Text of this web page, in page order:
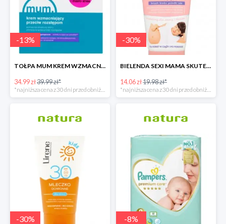
-13%
TOŁPA MUM KREM WZMACNIAJĄCY PRZECIW ROZSTĘPOM
34.99 zł39.99 zł*
*najniższa cena z 30 dni przed obniżką
-30%
BIELENDA SEXI MAMA SKUTECZNA KURACJA PRZECIW ROZSTĘPOM
14.06 zł19.98 zł*
*najniższa cena z 30 dni przed obniżką
-30% -8%